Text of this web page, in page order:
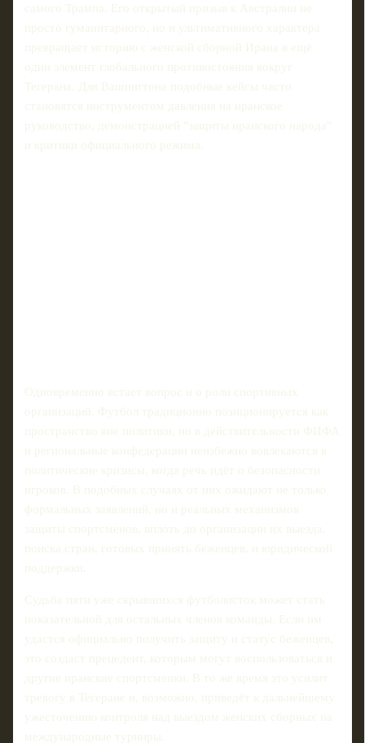
самого Трампа. Его открытый призыв к Австралии не
просто гуманитарного, но и ультимативного характера
превращает историю с женской сборной Ирана в ещё
один элемент глобального противостояния вокруг
Тегерана. Для Вашингтона подобные кейсы часто
становятся инструментом давления на иранское
руководство, демонстрацией "защиты иранского народа"
и критики официального режима.
Одновременно встает вопрос и о роли спортивных
организаций. Футбол традиционно позиционируется как
пространство вне политики, но в действительности ФИФА
и региональные конфедерации неизбежно вовлекаются в
политические кризисы, когда речь идёт о безопасности
игроков. В подобных случаях от них ожидают не только
формальных заявлений, но и реальных механизмов
защиты спортсменов, вплоть до организации их выезда,
поиска стран, готовых принять беженцев, и юридической
поддержки.
Судьба пяти уже скрывшихся футболисток может стать
показательной для остальных членов команды. Если им
удастся официально получить защиту и статус беженцев,
это создаст прецедент, которым могут воспользоваться и
другие иранские спортсменки. В то же время это усилит
тревогу в Тегеране и, возможно, приведёт к дальнейшему
ужесточению контроля над выездом женских сборных на
международные турниры.